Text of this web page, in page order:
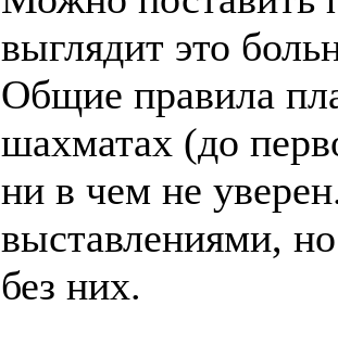
выглядит это
Общие правила
шахматах (до
ни в чем не
выставлениями,
без них.